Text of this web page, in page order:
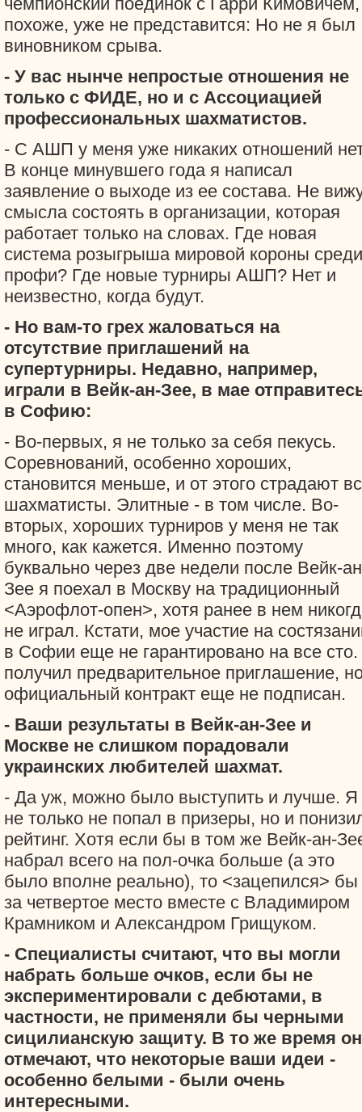
похоже, уже не представится: Но не я был
виновником срыва.
- У вас нынче непростые отношения не
только с ФИДЕ, но и с Ассоциацией
профессиональных шахматистов.
- С АШП у меня уже никаких отношений
В конце минувшего года я написал
заявление о выходе из ее состава. Не
смысла состоять в организации, которая
работает только на словах. Где новая
система розыгрыша мировой короны среди
профи? Где новые турниры АШП? Нет и
неизвестно, когда будут.
- Но вам-то грех жаловаться на
отсутствие приглашений на
супертурниры. Недавно, например,
играли в Вейк-ан-Зее, в мае
в Софию:
- Во-первых, я не только за себя пекусь.
Соревнований, особенно хороших,
становится меньше, и от этого страдают
шахматисты. Элитные - в том числе. Во-
вторых, хороших турниров у меня не так
много, как кажется. Именно поэтому
буквально через две недели после Вейк-
Зее я поехал в Москву на традиционный
<Аэрофлот-опен>, хотя ранее в нем
не играл. Кстати, мое участие на
в Софии еще не гарантировано на все
получил предварительное приглашение,
официальный контракт еще не подписан.
- Ваши результаты в Вейк-ан-Зее и
Москве не слишком порадовали
украинских любителей шахмат.
- Да уж, можно было выступить и лучше. Я
не только не попал в призеры, но и
рейтинг. Хотя если бы в том же Вейк-ан-
набрал всего на пол-очка больше (а это
было вполне реально), то <зацепился> бы
за четвертое место вместе с Владимиром
Крамником и Александром Грищуком.
- Специалисты считают, что вы могли
набрать больше очков, если бы не
экспериментировали с дебютами, в
частности, не применяли бы черными
сицилианскую защиту. В то же время
отмечают, что некоторые ваши идеи -
особенно белыми - были очень
интересными.